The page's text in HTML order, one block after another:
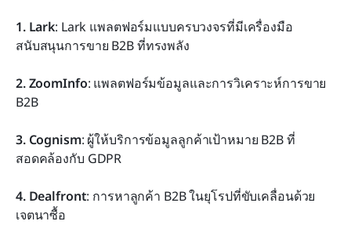
1. Lark: Lark แพลตฟอร์มแบบครบวงจรที่มีเครื่องมือ
สนับสนุนการขาย B2B ที่ทรงพลัง
2. ZoomInfo: แพลตฟอร์มข้อมูลและการวิเคราะห์การขาย
B2B
3. Cognism: ผู้ให้บริการข้อมูลลูกค้าเป้าหมาย B2B ที่
สอดคล้องกับ GDPR
4. Dealfront: การหาลูกค้า B2B ในยุโรปที่ขับเคลื่อนด้วย
เจตนาซื้อ